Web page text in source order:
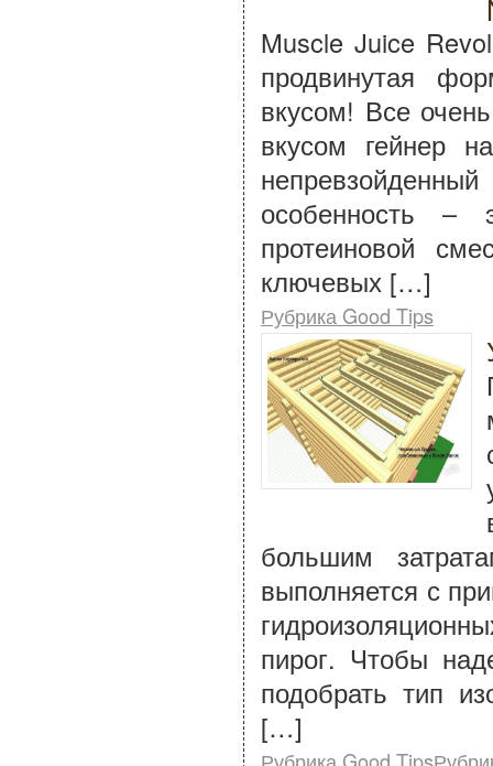
Muscle Juice
продвинутая
вкусом! Все
вкусом гейнер
особенность –
протеиновой
ключевых […]
Рубрика Good Tips
большим
выполняется с
пирог. Чтобы
подобрать тип
[…]